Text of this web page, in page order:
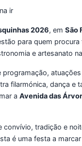
ir
2026, em São
para quem
e artesanato
programação,
filarmónica, dança e
a Avenida das
convívio, tradição e
é uma festa a